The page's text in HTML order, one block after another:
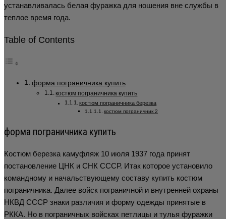
устанавливалась белая фуражка для ношения вне службы в
теплое время года.
Table of Contents
форма пограничника купить
костюм пограничника купить
костюм пограничника березка
костюм пограничник 2
форма пограничника купить
Костюм березка камуфляж 10 июля 1937 года принят
постановление ЦНК и СНК СССР. Итак которое установило
командному и начальствующему составу купить костюм
пограничника. Далее войск пограничной и внутренней охраны
НКВД СССР знаки различия и форму одежды принятые в
РККА. Но в пограничных войсках петлицы и тулья фуражки